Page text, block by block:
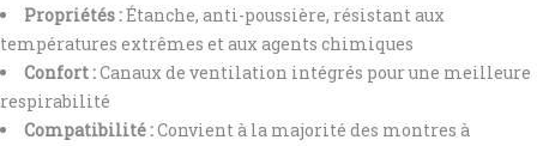
Propriétés :Étanche, anti-poussière, résistant aux
températures extrêmes et aux agents chimiques
Confort :Canaux de ventilation intégrés pour une meilleure
respirabilité
Compatibilité :Convient à la majorité des montres à